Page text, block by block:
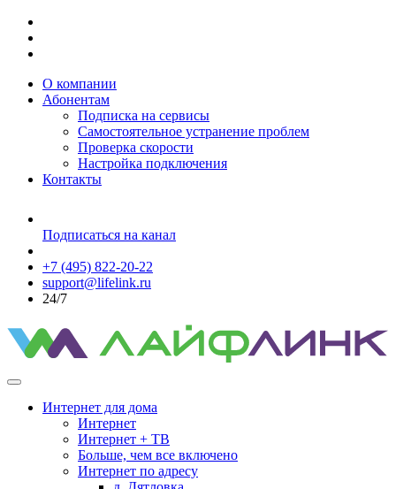
О компании
Абонентам
Подписка на сервисы
Самостоятельное устранение проблем
Проверка скорости
Настройка подключения
Контакты
Подписаться на канал
+7 (495) 822-20-22
support@lifelink.ru
24/7
Интернет для дома
Интернет
Интернет + ТВ
Больше, чем все включено
Интернет по адресу